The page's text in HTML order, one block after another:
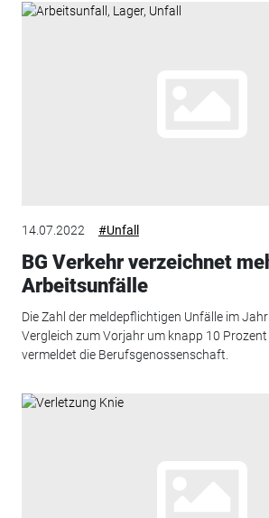
14.07.2022 #Unfall
BG Verkehr verzeichnet
Arbeitsunfälle
Die Zahl der meldepflichtigen Unfälle im
Vergleich zum Vorjahr um knapp 10 Prozent
vermeldet die Berufsgenossenschaft.